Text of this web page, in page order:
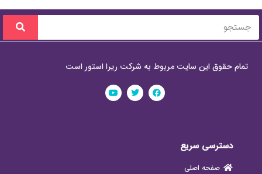
تمام حقوق این سایت مربوط به شرکت ریرا استور است
دسترسی سریع
صفحه اصلی